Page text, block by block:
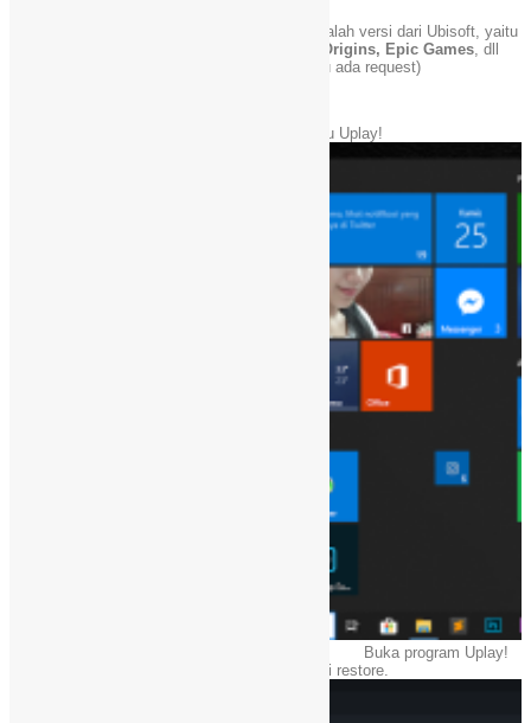
Pada kasus kali ini, yang akan kami bahas adalah versi dari Ubisoft, yaitu
Steam, Origins, Epic Games, dll
mungkin akan kami bahas di lain waktu. (kalau ada request)
Pertama, tentu saja buka terlebih dahulu Uplay!
Buka program Uplay!
Setelah terbuka, klik game yang ingin di restore.